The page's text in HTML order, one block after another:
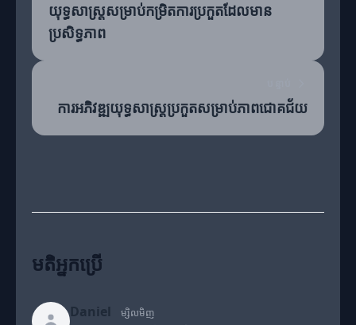
យុទ្ធសាស្ត្រសម្រាប់កម្រិតការប្រកួតដែលមាន
ប្រសិទ្ធភាព
ការអភិវឌ្ឍយុទ្ធសាស្ត្រប្រកួតសម្រាប់ភាពជោគជ័យ
មតិអ្នកប្រើ
Daniel ម្សិលមិញ